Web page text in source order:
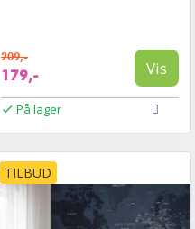
209,-
179,- Vis
På lager
TILBUD